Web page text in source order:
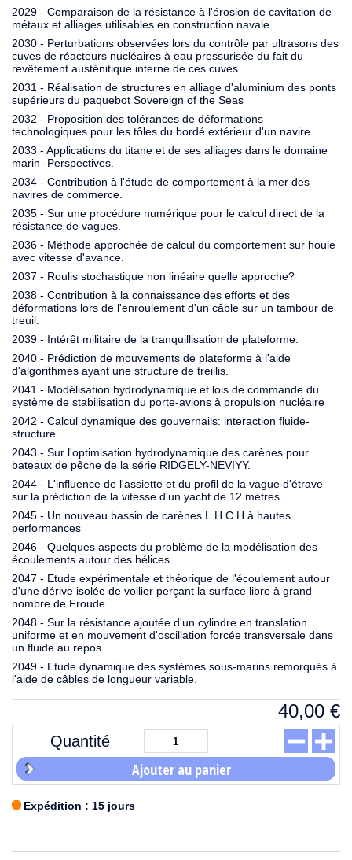
2029 - Comparaison de la résistance à l'érosion de cavitation de
métaux et alliages utilisables en construction navale.
2030 - Perturbations observées lors du contrôle par ultrasons des
cuves de réacteurs nucléaires à eau pressurisée du fait du
revêtement austénitique interne de ces cuves.
2031 - Réalisation de structures en alliage d'aluminium des ponts
supérieurs du paquebot Sovereign of the Seas
2032 - Proposition des tolérances de déformations
technologiques pour les tôles du bordé extérieur d'un navire.
2033 - Applications du titane et de ses alliages dans le domaine
marin -Perspectives.
2034 - Contribution à l'étude de comportement à la mer des
navires de commerce.
2035 - Sur une procédure numérique pour le calcul direct de la
résistance de vagues.
2036 - Méthode approchée de calcul du comportement sur houle
avec vitesse d'avance.
2037 - Roulis stochastique non linéaire quelle approche?
2038 - Contribution à la connaissance des efforts et des
déformations lors de l'enroulement d'un câble sur un tambour de
treuil.
2039 - Intérêt militaire de la tranquillisation de plateforme.
2040 - Prédiction de mouvements de plateforme à l'aide
d'algorithmes ayant une structure de treillis.
2041 - Modélisation hydrodynamique et lois de commande du
système de stabilisation du porte-avions à propulsion nucléaire
2042 - Calcul dynamique des gouvernails: interaction fluide-
structure.
2043 - Sur l'optimisation hydrodynamique des carènes pour
bateaux de pêche de la série RIDGELY-NEVIYY.
2044 - L'influence de l'assiette et du profil de la vague d'étrave
sur la prédiction de la vitesse d'un yacht de 12 mètres.
2045 - Un nouveau bassin de carènes L.H.C.H à hautes
performances
2046 - Quelques aspects du problème de la modélisation des
écoulements autour des hélices.
2047 - Etude expérimentale et théorique de l'écoulement autour
d'une dérive isolée de voilier perçant la surface libre à grand
nombre de Froude.
2048 - Sur la résistance ajoutée d'un cylindre en translation
uniforme et en mouvement d'oscillation forcée transversale dans
un fluide au repos.
2049 - Etude dynamique des systèmes sous-marins remorqués à
l'aide de câbles de longueur variable.
40,00 €
Quantité
Ajouter au panier
Expédition : 15 jours